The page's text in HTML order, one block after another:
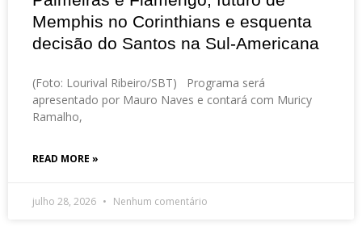
Memphis no Corinthians e esquenta
decisão do Santos na Sul-Americana
(Foto: Lourival Ribeiro/SBT) Programa será
apresentado por Mauro Naves e contará com Muricy
Ramalho,
READ MORE »
julho 28, 2026 Nenhum comentário